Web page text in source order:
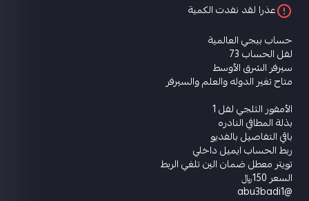
عذرا لقد نفدت الكمية
حساب ببجي العالمية
لفل الحساب 73
سيرفر الشرق الأوسط
متاح تغير الدوله والعلم والسيرفر
الأمفور الثلجي لفل 1
بذلة المطافي النادره
باقي التفاصيل بالفديو
ربط الحساب ايميل داخلي
تويتر معطل ضمان الين تلغي الربط
السعر 150﷼
@abu3badi1